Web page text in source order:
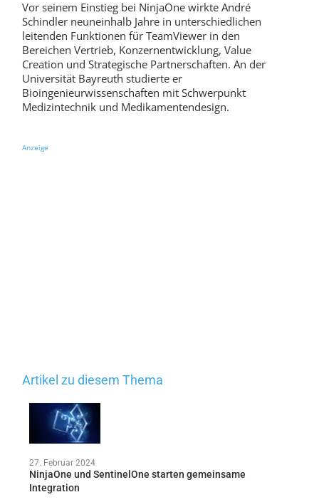
Vor seinem Einstieg bei NinjaOne wirkte André
Schindler neuneinhalb Jahre in unterschiedlichen
leitenden Funktionen für TeamViewer in den
Bereichen Vertrieb, Konzernentwicklung, Value
Creation und Strategische Partnerschaften. An der
Universität Bayreuth studierte er
Bioingenieurwissenschaften mit Schwerpunkt
Medizintechnik und Medikamentendesign.
Anzeige
Artikel zu diesem Thema
27. Februar 2024
NinjaOne und SentinelOne starten gemeinsame
Integration